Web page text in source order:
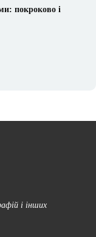
покроково і
і інших